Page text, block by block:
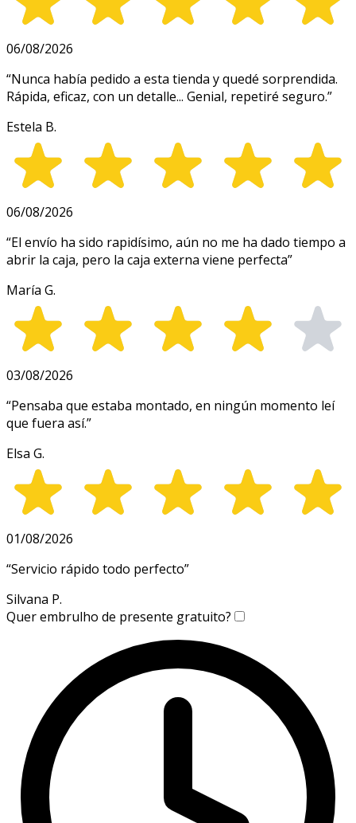
06/08/2026
“Nunca había pedido a esta tienda y quedé sorprendida.
Rápida, eficaz, con un detalle... Genial, repetiré seguro.”
Estela B.
06/08/2026
“El envío ha sido rapidísimo, aún no me ha dado tiempo a
abrir la caja, pero la caja externa viene perfecta”
María G.
03/08/2026
“Pensaba que estaba montado, en ningún momento leí
que fuera así.”
Elsa G.
01/08/2026
“Servicio rápido todo perfecto”
Silvana P.
Quer embrulho de presente gratuito?